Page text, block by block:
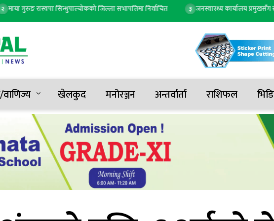
गुरुङ रास्वपा सिन्धुपाल्चोकको जिल्ला सभापतिमा निर्वाचित जनस्वास्थ्य कार्यालय प्रमुखसँग सांसद
वाणिज्य खेलकुद मनोरञ्जन अन्तर्वार्ता राशिफल